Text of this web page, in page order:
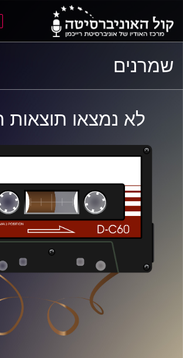
התפריט
הראשי
התוכן
הראשי
שמרנים
לא נמצאו תוצאות